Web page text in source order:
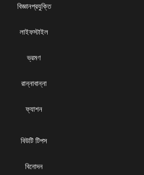
বিজ্ঞানপ্রযুক্তি
লাইফস্টাইল
ভ্রমণ
রান্নাবান্না
ফ্যাশন
বিউটি টিপস
বিনোদন